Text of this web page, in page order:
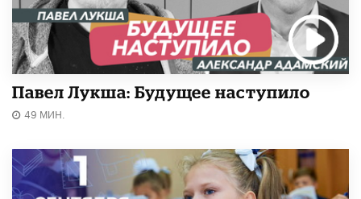
Павел Лукша: Будущее наступило
49 МИН.